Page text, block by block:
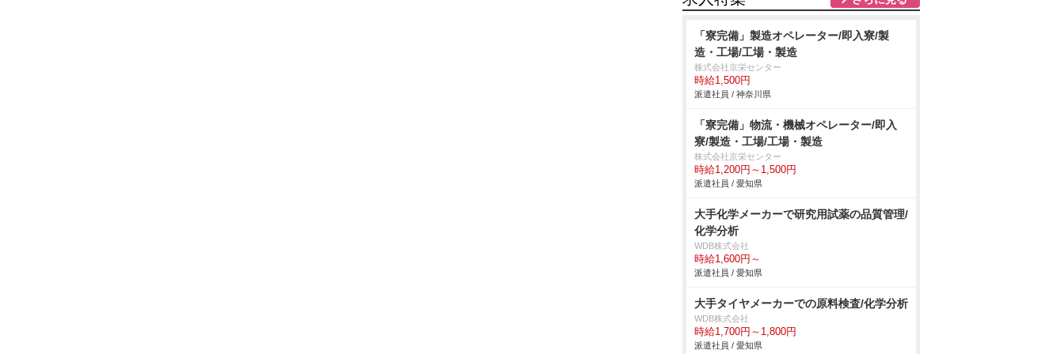
「寮完備」製造オペレーター/即入寮/製
造・工場/工場・製造
株式会社京栄センター
時給1,500円
派遣社員 / 神奈川県
「寮完備」物流・機械オペレーター/即入
寮/製造・工場/工場・製造
株式会社京栄センター
時給1,200円～1,500円
派遣社員 / 愛知県
大手化学メーカーで研究用試薬の品質管理/
化学分析
WDB株式会社
時給1,600円～
派遣社員 / 愛知県
大手タイヤメーカーでの原料検査/化学分析
WDB株式会社
時給1,700円～1,800円
派遣社員 / 愛知県